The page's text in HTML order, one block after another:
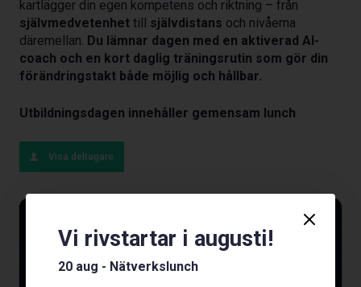
kartlägger din egen kompetens och riktning – från
självmedvetenhet till självdistans och nivåerna
däremellan. Du lämnar dagen med en aktiverad AI-
coach och en kort daglig träningsrutin som gör din
förändringstakt både möjlig och hållbar.
Utbildningsdagen innehåller gemensam lunch
Visa deltagare
Vi rivstartar i augusti!
20 aug - Nätverkslunch